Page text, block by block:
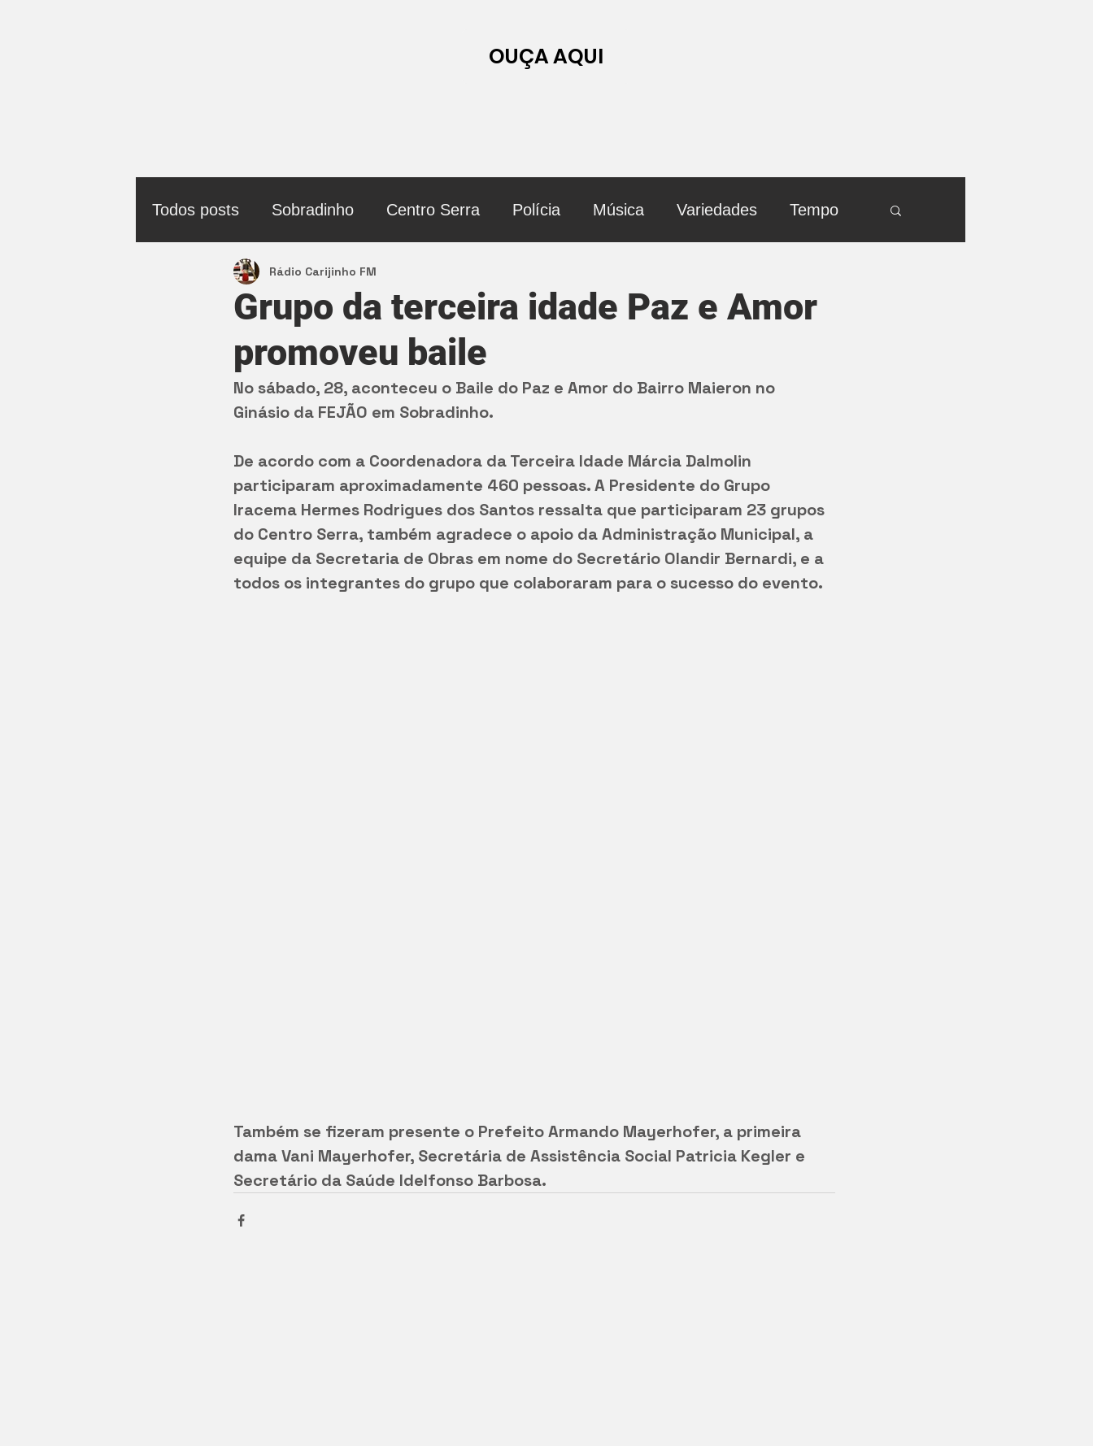
OUÇA AQUI
Todos posts Sobradinho Centro Serra Polícia Música Variedades Tempo
Política
Grupo da terceira idade Paz e Amor
promoveu baile
Rádio Carijinho FM
No sábado, 28, aconteceu o Baile do Paz e Amor do Bairro Maieron no
Ginásio da FEJÃO em Sobradinho.
De acordo com a Coordenadora da Terceira Idade Márcia Dalmolin
participaram aproximadamente 460 pessoas. A Presidente do Grupo
Iracema Hermes Rodrigues dos Santos ressalta que participaram 23 grupos
do Centro Serra, também agradece o apoio da Administração Municipal, a
equipe da Secretaria de Obras em nome do Secretário Olandir Bernardi, e a
todos os integrantes do grupo que colaboraram para o sucesso do evento.
Também se fizeram presente o Prefeito Armando Mayerhofer, a primeira
dama Vani Mayerhofer, Secretária de Assistência Social Patricia Kegler e
Secretário da Saúde Idelfonso Barbosa.